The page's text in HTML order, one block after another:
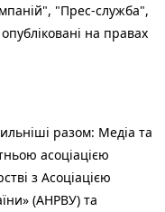
"Прес-служба",
на правах
разом: Медіа та
асоціацією
з Асоціацією
(АНРВУ) та